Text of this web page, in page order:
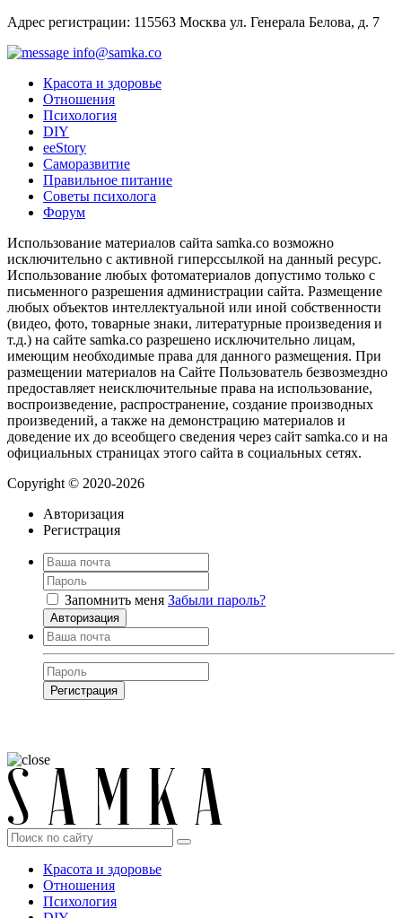
Адрес регистрации: 115563 Москва ул. Генерала Белова, д. 7
info@samka.co
Красота и здоровье
Отношения
Психология
DIY
ееStory
Саморазвитие
Правильное питание
Советы психолога
Форум
Использование материалов сайта samka.co возможно
исключительно с активной гиперссылкой на данный ресурс.
Использование любых фотоматериалов допустимо только с
письменного разрешения администрации сайта. Размещение
любых объектов интеллектуальной или иной собственности
(видео, фото, товарные знаки, литературные произведения и
т.д.) на сайте samka.co разрешено исключительно лицам,
имеющим необходимые права для данного размещения. При
размещении материалов на Сайте Пользователь безвозмездно
предоставляет неисключительные права на использование,
воспроизведение, распространение, создание производных
произведений, а также на демонстрацию материалов и
доведение их до всеобщего сведения через сайт samka.co и на
официальных страницах этого сайта в социальных сетях.
Copyright © 2020-2026
Авторизация
Регистрация
Запомнить меня Забыли пароль?
Авторизация
Регистрация
Красота и здоровье
Отношения
Психология